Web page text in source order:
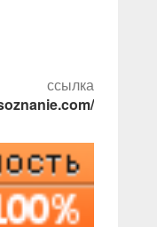
ссылка